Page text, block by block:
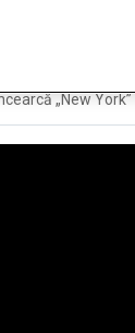
„New York”